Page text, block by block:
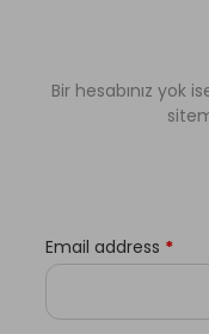
Bir hesabınız yok
Email address *